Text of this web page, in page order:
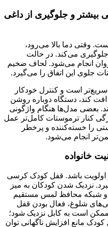
بیشتر و جلوگیری از داغی
وقتی دما بالا می‌رود،
می‌کند. در حالت
انجام می‌شود. لحاف ضخیم
جلوی این اتفاق را می‌گیرد.
است و کنترل خودکار
کند، دستگاه دوباره روشن
بعضی مدل‌ها هنگام واژگونی
کنار ترموستات کامل‌تر عمل
را خسته‌کننده و پرخطر
انجام می‌شود.
اولویت باشد. قفل کودک کرسی
نزدیک شدن کودکان به میز
و شبکه محافظ لمس مستقیم
شلوغ، فعال بودن قفل
است به کابل نزدیک شود؛
مانع افزایش ناگهانی توان